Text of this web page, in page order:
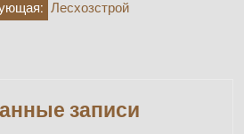
Лесхозстрой
записи